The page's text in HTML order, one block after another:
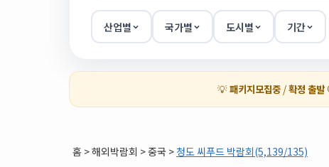
산업별 국가별 도시별 기간
💡패키지모집중/확정 출발
홈 >해외박람회 > 중국 > 청도 씨푸드 박람회(5,139/135)